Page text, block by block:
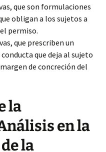
que son formulaciones
obligan a los sujetos a
permiso.
que prescriben un
que deja al sujeto
de concreción del
la
en la
la